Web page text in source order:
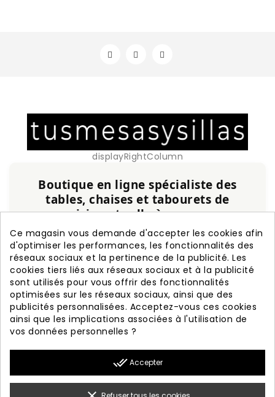
displayRightColumn
Boutique en ligne spécialiste des
tables, chaises et tabourets de
cuisine et salle à manger
Service personnalisé, expérience et qualité
garanties.
+20 ans d'expérience
Fabrication nationale
Garantie de 3 ans
Livraison rapide
PRODUITS 

Ce magasin vous demande d'accepter les cookies afin
d'optimiser les performances, les fonctionnalités des
réseaux sociaux et la pertinence de la publicité. Les
cookies tiers liés aux réseaux sociaux et à la publicité
sont utilisés pour vous offrir des fonctionnalités
optimisées sur les réseaux sociaux, ainsi que des
publicités personnalisées. Acceptez-vous ces cookies
ainsi que les implications associées à l'utilisation de
vos données personnelles ?
done_all Accepter